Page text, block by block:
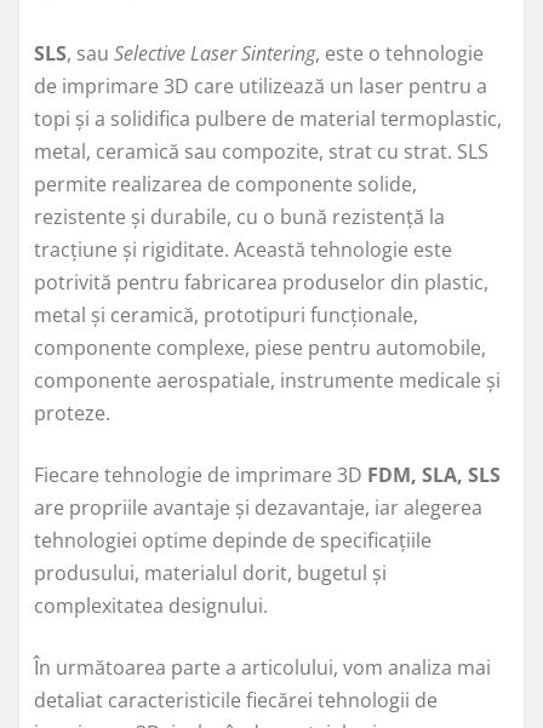
SLS, sau Selective Laser Sintering, este o tehnologie
de imprimare 3D care utilizează un laser pentru a
topi și a solidifica pulbere de material termoplastic,
metal, ceramică sau compozite, strat cu strat. SLS
permite realizarea de componente solide,
rezistente și durabile, cu o bună rezistență la
tracțiune și rigiditate. Această tehnologie este
potrivită pentru fabricarea produselor din plastic,
metal și ceramică, prototipuri funcționale,
componente complexe, piese pentru automobile,
componente aerospatiale, instrumente medicale și
proteze.
Fiecare tehnologie de imprimare 3D FDM, SLA, SLS
are propriile avantaje și dezavantaje, iar alegerea
tehnologiei optime depinde de specificațiile
produsului, materialul dorit, bugetul și
complexitatea designului.
În următoarea parte a articolului, vom analiza mai
detaliat caracteristicile fiecărei tehnologii de